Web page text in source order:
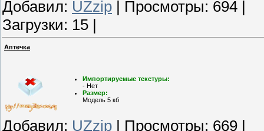
Добавил: UZzip | Просмотры: 694 |
Загрузки: 15 |
Аптечка
Импортируемые текстуры:
- Нет
Размер:
Модель 5 кб
Добавил: UZzip | Просмотры: 669 |